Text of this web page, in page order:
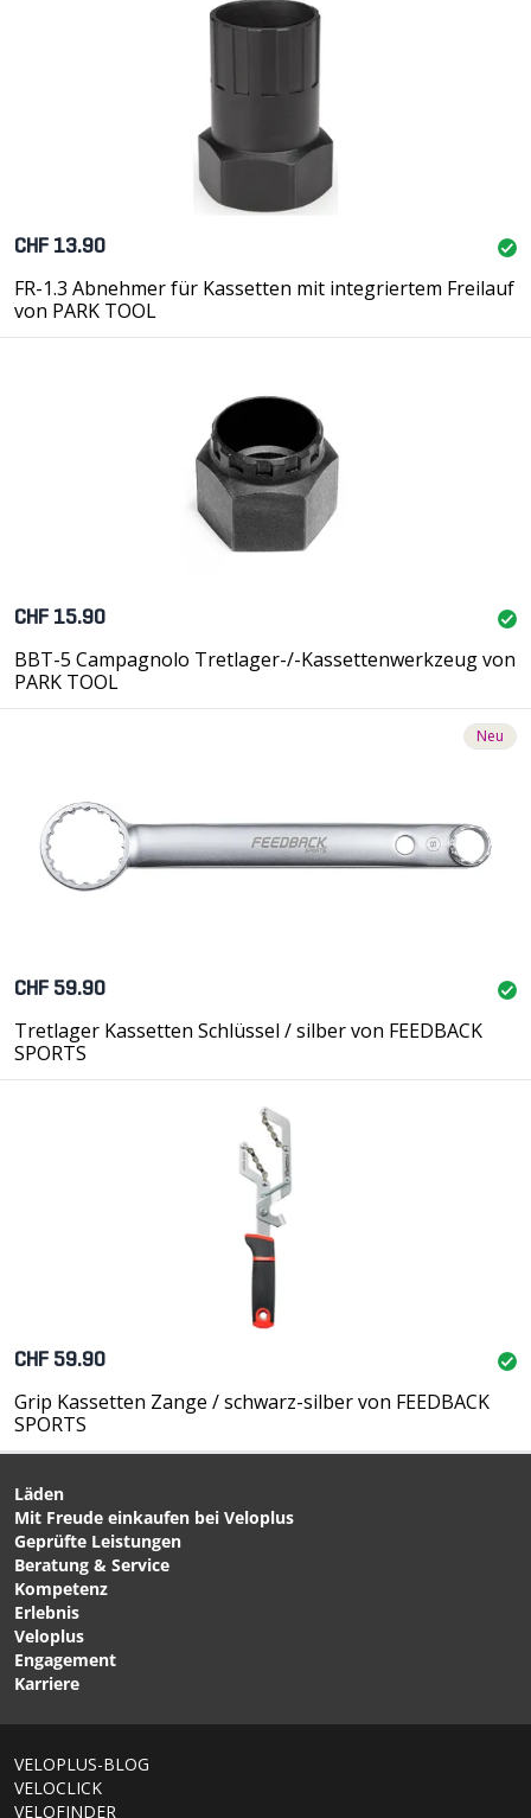
CHF 13.90
FR-1.3 Abnehmer für Kassetten mit integriertem Freilauf
von PARK TOOL
CHF 15.90
BBT-5 Campagnolo Tretlager-/-Kassettenwerkzeug von
PARK TOOL
Neu
CHF 59.90
Tretlager Kassetten Schlüssel / silber von FEEDBACK
SPORTS
CHF 59.90
Grip Kassetten Zange / schwarz-silber von FEEDBACK
SPORTS
Läden
Mit Freude einkaufen bei Veloplus
Geprüfte Leistungen
Beratung & Service
Kompetenz
Erlebnis
Veloplus
Engagement
Karriere
VELOPLUS-BLOG
VELOCLICK
VELOFINDER